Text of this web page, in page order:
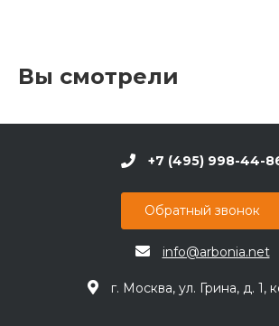
Вы смотрели
+7 (495) 998-44-
Обратный звонок
info@arbonia.net
г. Москва, ул. Грина, д. 1,